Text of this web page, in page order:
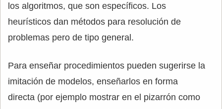
los algoritmos, que son específicos. Los
heurísticos dan métodos para resolución de
problemas pero de tipo general.
Para enseñar procedimientos pueden sugerirse la
imitación de modelos, enseñarlos en forma
directa (por ejemplo mostrar en el pizarrón como